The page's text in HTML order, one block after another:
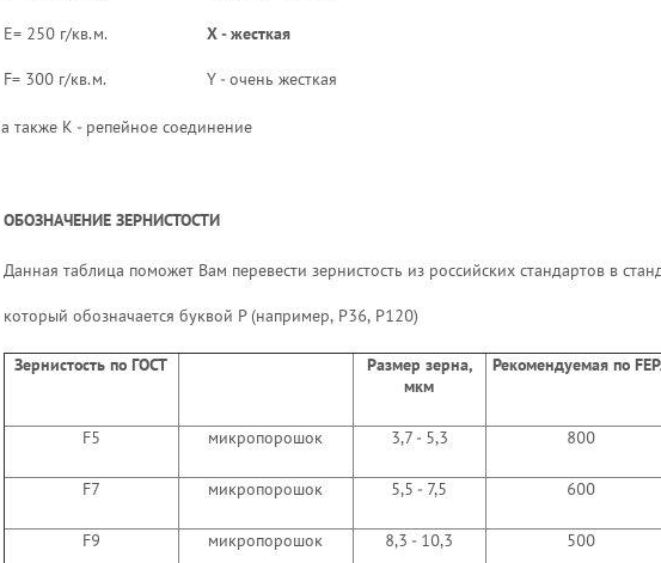
E= 250 г/кв.м.
F= 300 г/кв.м.
X - жесткая
Y - очень жесткая
а также К - репейное соединение
ОБОЗНАЧЕНИЕ ЗЕРНИСТОСТИ
Данная таблица поможет Вам перевести зернистость из российских стандартов в
который обозначается буквой Р (например, Р36, Р120)
Зернистость по ГОСТ
Размер зерна,
мкм
Рекомендуемая по
F5 микропорошок 3,7 - 5,3 800
F7 микропорошок 5,5 - 7,5 600
F9 микропорошок 8,3 - 10,3 500